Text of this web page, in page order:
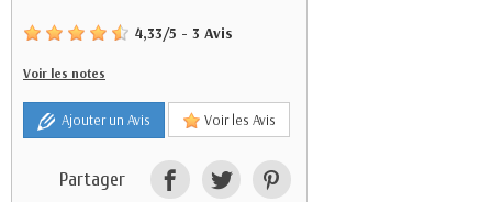
4,33/5 - 3 Avis
Voir les notes
Ajouter un Avis Voir les Avis
Partager